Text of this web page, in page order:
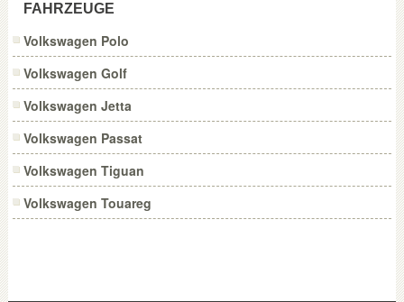
FAHRZEUGE
Volkswagen Polo
Volkswagen Golf
Volkswagen Jetta
Volkswagen Passat
Volkswagen Tiguan
Volkswagen Touareg